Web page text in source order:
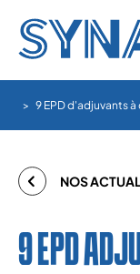
9 EPD d'adjuvants
NOS
9 EPD